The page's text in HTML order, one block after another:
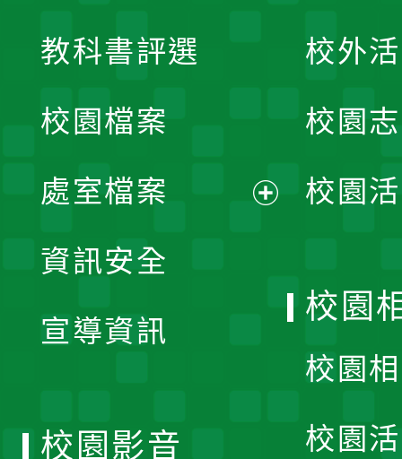
單
教科書評選
校園檔案
處室檔案
資訊安全
宣導資訊
校外
校園
校園
校園
校園
校園
校園影音